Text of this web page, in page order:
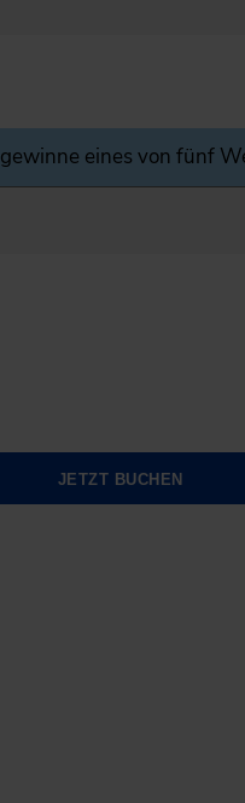
eines von fünf
JETZT BUCHEN